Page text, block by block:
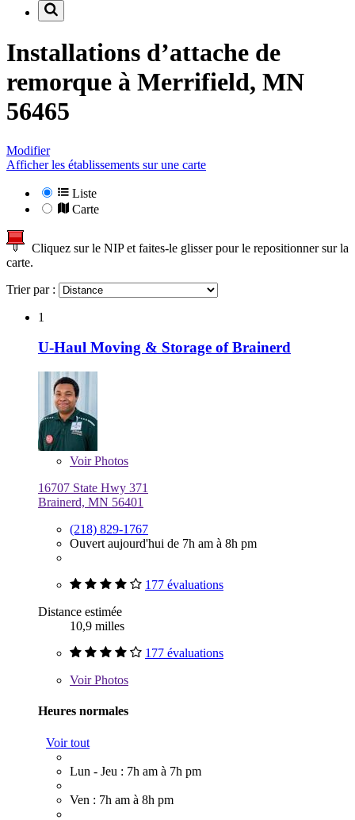
Installations d’attache de
remorque à Merrifield, MN
56465
Modifier
Afficher les établissements sur une carte
Liste
Carte
Cliquez sur le NIP et faites-le glisser pour le repositionner sur la
carte.
Trier par :
1
U-Haul Moving & Storage of Brainerd
VoirPhotos
16707 State Hwy 371
Brainerd, MN 56401
(218) 829-1767
Ouvert aujourd'hui de 7h am à 8h pm
177 évaluations
Distance estimée
10,9 milles
177 évaluations
VoirPhotos
Heures normales
Voir tout
Lun - Jeu : 7h am à 7h pm
Ven : 7h am à 8h pm